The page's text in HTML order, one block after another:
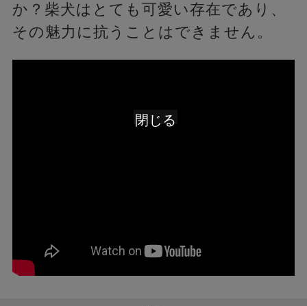
か？柴犬はとても可愛い存在であり、
その魅力に抗うことはできません。
閉じる